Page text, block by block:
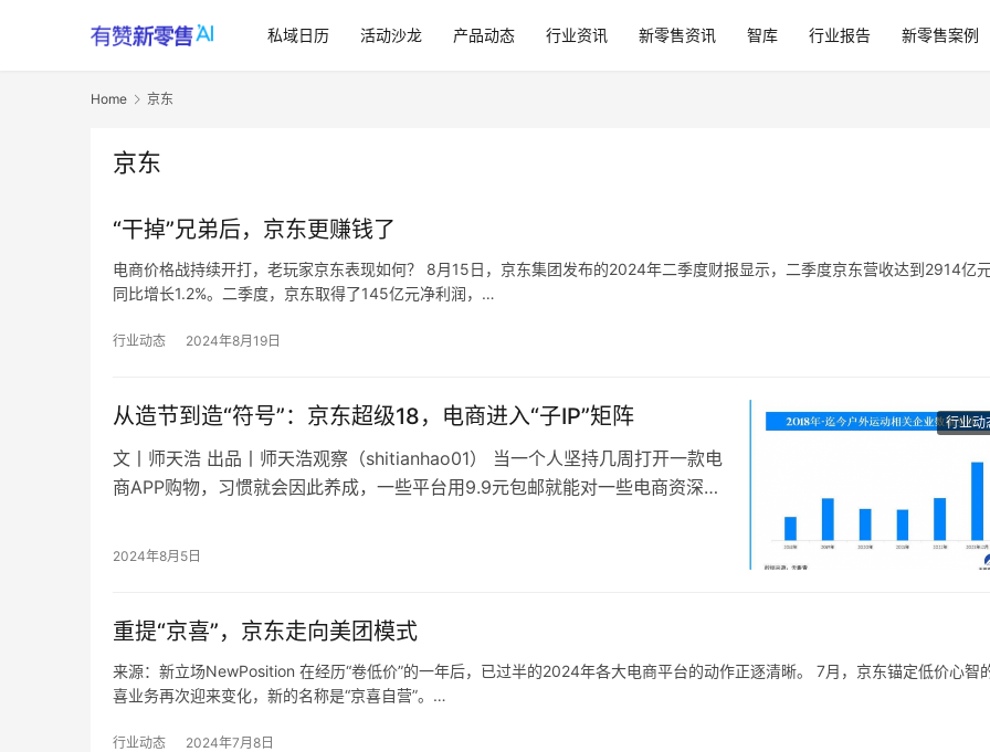
私域日历 活动沙龙 产品动态 行业资讯 新零售资讯 智库 行业报告 新零售案例
Home 京东
京东
“干掉”兄弟后，京东更赚钱了
电商价格战持续开打，老玩家京东表现如何？ 8月15日，京东集团发布的2024年二季度财报显示，二季度京东营收达到2914亿
同比增长1.2%。二季度，京东取得了145亿元净利润，…
行业动态 2024年8月19日
行业动
从造节到造“符号”：京东超级18，电商进入“子IP”矩阵
文丨师天浩 出品丨师天浩观察（shitianhao01） 当一个人坚持几周打开一款电
商APP购物，习惯就会因此养成，一些平台用9.9元包邮就能对一些电商资深用
2024年8月5日
重提“京喜”，京东走向美团模式
来源：新立场NewPosition 在经历“卷低价”的一年后，已过半的2024年各大电商平台的动作正逐清晰。 7月，京东锚定低价心智
喜业务再次迎来变化，新的名称是“京喜自营”。…
行业动态 2024年7月8日